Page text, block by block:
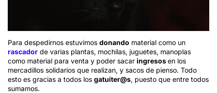
Para despedirnos estuvimos donando material como un
rascador de varias plantas, mochilas, juguetes, manoplas
como material para venta y poder sacar ingresosen los
mercadillos solidarios que realizan, y sacos de pienso. Todo
esto es gracias a todos los gatuiter@s, puesto que entre todos
sumamos.